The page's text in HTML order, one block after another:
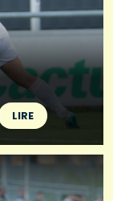
LIRE